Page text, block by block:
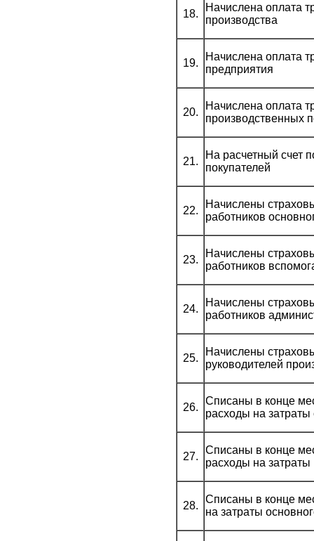
18.
Начислена оплата
производства
19.
Начислена оплата
предприятия
20.
Начислена оплата
производственных
21.
На расчетный счет
покупателей
22.
Начислены
работников
23.
Начислены
работников
24.
Начислены
работников
25.
Начислены
руководителей
26.
Списаны в конце
расходы на затраты
27.
Списаны в конце
расходы на затраты
28.
Списаны в конце
на затраты